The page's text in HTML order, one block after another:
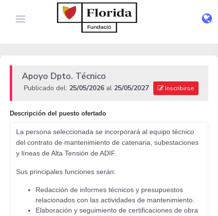
Apoyo Dpto. Técnico
Publicado del: 25/05/2026 al 25/05/2027 Inscribirse
Descripción del puesto ofertado
La persona seleccionada se incorporará al equipo técnico
del contrato de mantenimiento de catenaria, subestaciones
y líneas de Alta Tensión de ADIF.
Sus principales funciones serán:
Redacción de informes técnicos y presupuestos
relacionados con las actividades de mantenimiento.
Elaboración y seguimiento de certificaciones de obra